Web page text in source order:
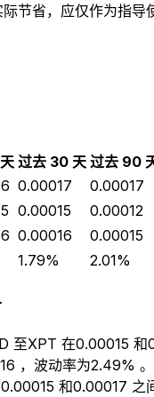
节省，应仅作为指导
过去 30 天 过去 90
0.00017
0.00017
0.00015
0.00012
0.00016
0.00015
1.79% 2.01%
至XPT 在0.00015 和
，波动率为2.49%
和0.00017 之